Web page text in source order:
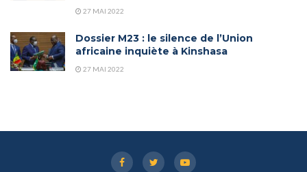
27 MAI 2022
Dossier M23 : le silence de l’Union
africaine inquiète à Kinshasa
27 MAI 2022